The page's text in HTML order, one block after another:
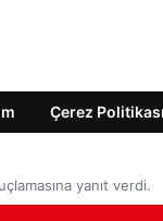
Çerez Politikası
yanıt verdi.